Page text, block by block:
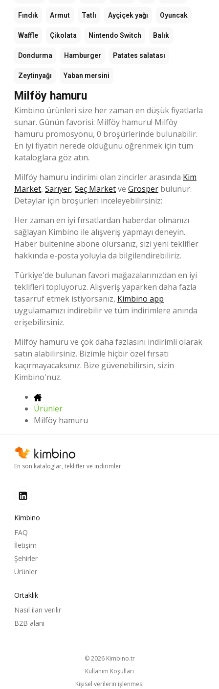
Fındık Armut Tatlı Ayçiçek yağı Oyuncak
Waffle Çikolata Nintendo Switch Balık
Dondurma Hamburger Patates salatası
Zeytinyağı Yaban mersini
Milföy hamuru
Kimbino ürünleri size her zaman en düşük fiyatlarla
sunar. Günün favorisi: Milföy hamuru! Milföy
hamuru promosyonu, 0 broşürlerinde bulunabilir.
En iyi fiyatın nerede olduğunu öğrenmek için tüm
kataloglara göz atın.
Milföy hamuru indirimi olan zincirler arasında Kim
Market, Sarıyer, Seç Marketve Grosper bulunur.
Detaylar için broşürleri inceleyebilirsiniz:
Her zaman en iyi fırsatlardan haberdar olmanızı
sağlayan Kimbino ile alışveriş yapmayı deneyin.
Haber bültenine abone olursanız, sizi yeni teklifler
hakkında e-posta yoluyla da bilgilendirebiliriz.
Türkiye'de bulunan favori mağazalarınızdan en iyi
teklifleri topluyoruz. Alışveriş yaparken daha fazla
tasarruf etmek istiyorsanız, Kimbino app
uygulamamızı indirebilir ve tüm indirimlere anında
erişebilirsiniz.
Milföy hamuru ve çok daha fazlasını indirimli olarak
satın alabilirsiniz. Bizimle hiçbir özel fırsatı
kaçırmayacaksınız. Bize güvenebilirsin, sizin
Kimbino'nuz.
Ürünler
Milföy hamuru
En son kataloglar, teklifler ve indirimler
Kimbino
FAQ
İletişim
Şehirler
Ürünler
Ortaklık
Nasıl ilan verilir
B2B alanı
© 2026 kimbino.tr
Kullanım Koşulları
Kişisel verilerin işlenmesi